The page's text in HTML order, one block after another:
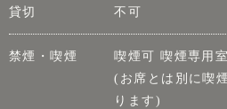
貸切
不可
禁煙・喫煙
喫煙可 喫煙専用
(お席とは別に喫
ります)